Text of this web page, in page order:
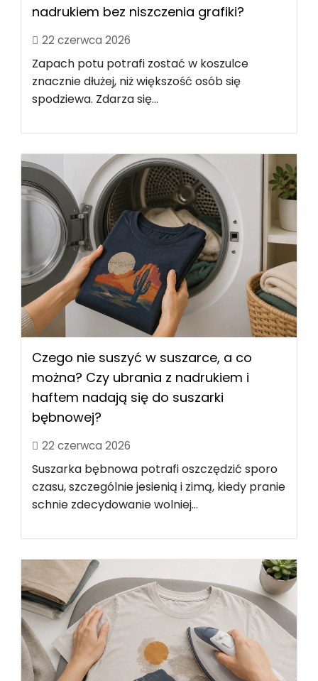
nadrukiem bez niszczenia grafiki?
22 czerwca 2026
Zapach potu potrafi zostać w koszulce
znacznie dłużej, niż większość osób się
spodziewa. Zdarza się...
Czego nie suszyć w suszarce, a co
można? Czy ubrania z nadrukiem i
haftem nadają się do suszarki
bębnowej?
22 czerwca 2026
Suszarka bębnowa potrafi oszczędzić sporo
czasu, szczególnie jesienią i zimą, kiedy pranie
schnie zdecydowanie wolniej...